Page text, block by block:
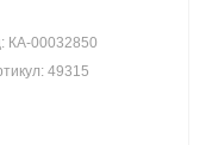
КА-00032850
49315